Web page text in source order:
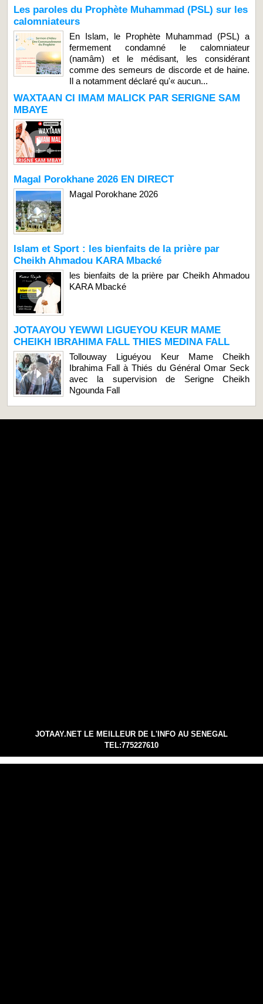
Les paroles du Prophète Muhammad (PSL) sur les
calomniateurs
En Islam, le Prophète Muhammad (PSL) a
fermement condamné le calomniateur
(namâm) et le médisant, les considérant
comme des semeurs de discorde et de haine.
Il a notamment déclaré qu'« aucun...
WAXTAAN CI IMAM MALICK PAR SERIGNE SAM
MBAYE
Magal Porokhane 2026 EN DIRECT
Magal Porokhane 2026
Islam et Sport : les bienfaits de la prière par
Cheikh Ahmadou KARA Mbacké
les bienfaits de la prière par Cheikh Ahmadou
KARA Mbacké
JOTAAYOU YEWWI LIGUEYOU KEUR MAME
CHEIKH IBRAHIMA FALL THIES MEDINA FALL
Tollouway Liguéyou Keur Mame Cheikh
Ibrahima Fall à Thiés du Général Omar Seck
avec la supervision de Serigne Cheikh
Ngounda Fall
JOTAAY.NET LE MEILLEUR DE L'INFO AU SENEGAL
TEL:775227610